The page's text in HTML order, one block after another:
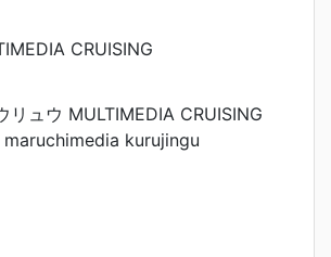
CRUISING
リュウ MULTIMEDIA CRUISING
kurujingu